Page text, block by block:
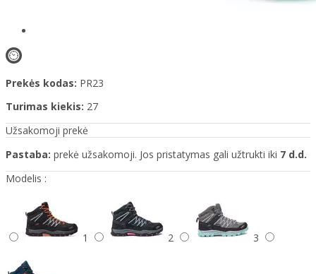
Prekės kodas: PR23
Turimas kiekis: 27
Užsakomoji prekė
Pastaba: prekė užsakomoji. Jos pristatymas gali užtrukti iki 7 d.d.
Modelis :
1 2 3